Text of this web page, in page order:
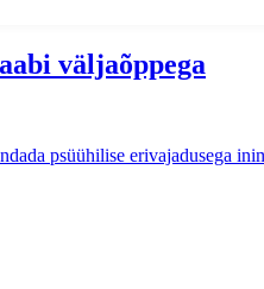
väljaõppega
psüühilise erivajadusega